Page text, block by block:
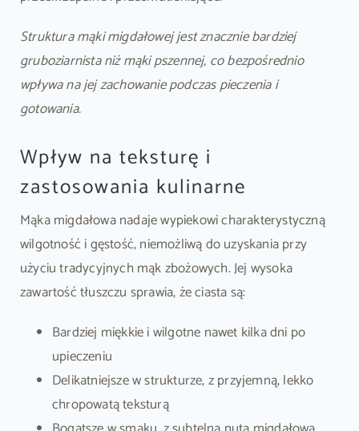
Struktura mąki migdałowej jest znacznie bardziej
gruboziarnista niż mąki pszennej, co bezpośrednio
wpływa na jej zachowanie podczas pieczenia i
gotowania.
Wpływ na teksturę i
zastosowania kulinarne
Mąka migdałowa nadaje wypiekowi charakterystyczną
wilgotność i gęstość, niemożliwą do uzyskania przy
użyciu tradycyjnych mąk zbożowych. Jej wysoka
zawartość tłuszczu sprawia, że ciasta są:
Bardziej miękkie i wilgotne nawet kilka dni po
upieczeniu
Delikatniejsze w strukturze, z przyjemną, lekko
chropowatą teksturą